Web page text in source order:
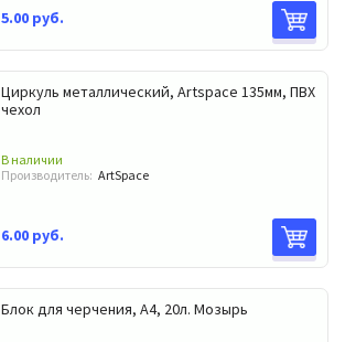
5.00 руб.
Циркуль металлический, Artspace 135мм, ПВХ
чехол
В наличии
Производитель: ArtSpace
6.00 руб.
Блок для черчения, А4, 20л. Мозырь